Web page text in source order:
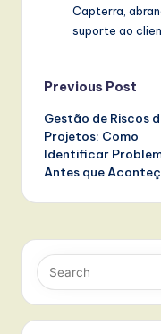
Capterra,
suporte ao
Post
Previous Post
Gestão de Riscos
Projetos: Como
Identificar
Antes que